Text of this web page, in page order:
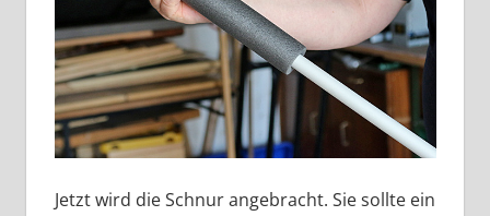
Jetzt wird die Schnur angebracht. Sie sollte ein